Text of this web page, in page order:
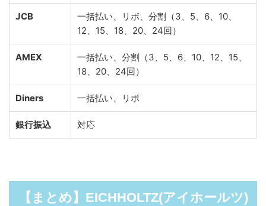
JCB
一括払い、リボ、分割（3、5、6、10、
12、15、18、20、24回）
AMEX
一括払い、分割（3、5、6、10、12、15、
18、20、24回）
Diners 一括払い、リボ
銀行振込 対応
【まとめ】EICHHOLTZ(アイホールツ)